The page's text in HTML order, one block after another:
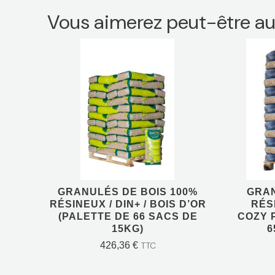
Vous aimerez peut-être
GRANULÉS DE BOIS 100%
RÉSINEUX / DIN+ / BOIS D’OR
(PALETTE DE 66 SACS DE
15KG)
426,36 € TTC
GRANULÉS DE BOIS 100%
RÉSINEUX / DIN+ / BOIS
D’OR (PALETTE DE 66
SACS DE 15KG)
426,36€ TTC
AJOUTER AU PANIER
COZY